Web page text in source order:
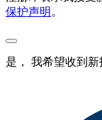
保护声明 。
是， 我希望收到